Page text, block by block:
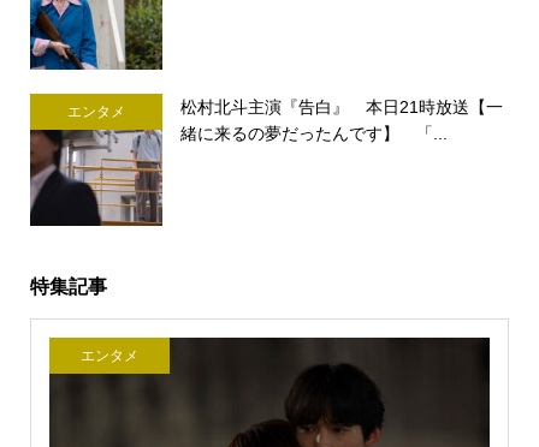
エンタメ
松村北斗主演『告白』 本日21時放送【一
緒に来るの夢だったんです】 「...
特集記事
エンタメ